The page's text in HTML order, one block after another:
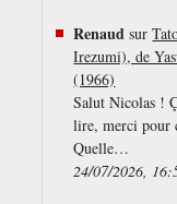
Renaud sur
Irezumi), de
(1966)
Salut Nicolas !
lire, merci pour
Quelle…
24/07/2026,